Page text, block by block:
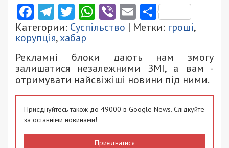
Facebook
Telegram
Twitter
WhatsApp
ViberEmail
Категории: Суспільство | Метки: гроші,
корупція,хабар
Рекламні блоки дають нам змогу
залишатися незалежними ЗМІ, а вам -
отримувати найсвіжіші новини під ними.
Приєднуйтесь також до 49000 в Google News. Слідкуйте
за останніми новинами!
Приєднатися